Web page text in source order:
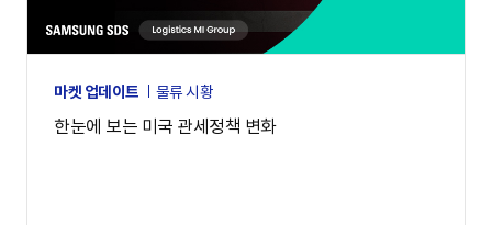
마켓 업데이트 물류 시황
한눈에 보는 미국 관세정책 변화